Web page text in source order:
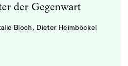
der Gegenwart
Bloch, Dieter Heimböckel